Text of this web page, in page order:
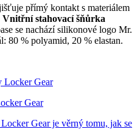
přímý kontakt s materiálem
Vnitřní stahovací šňůrka
se nachází silikonové logo Mr.
80 % polyamid, 20 % elastan.
Gear
Gear je věrný tomu, jak se